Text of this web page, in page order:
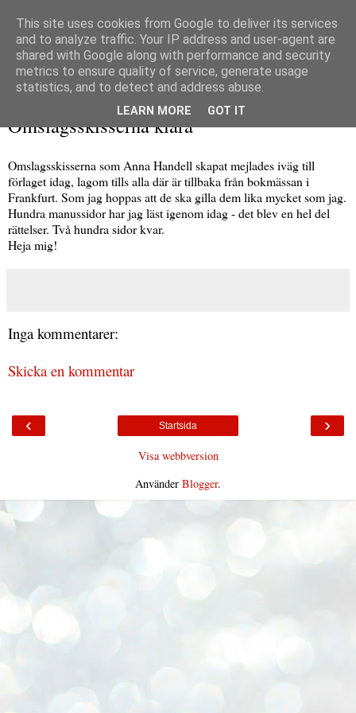
Omslagsskisserna klara
Omslagsskisserna som Anna Handell skapat mejlades iväg till
förlaget idag, lagom tills alla där är tillbaka från bokmässan i
Frankfurt. Som jag hoppas att de ska gilla dem lika mycket som jag.
Hundra manussidor har jag läst igenom idag - det blev en hel del
rättelser. Två hundra sidor kvar.
Heja mig!
Inga kommentarer:
Skicka en kommentar
‹ ›
Startsida
Visa webbversion
Använder Blogger.
This site uses cookies from Google to deliver its services
and to analyze traffic. Your IP address and user-agent are
shared with Google along with performance and security
metrics to ensure quality of service, generate usage
statistics, and to detect and address abuse.
LEARN MORE GOT IT